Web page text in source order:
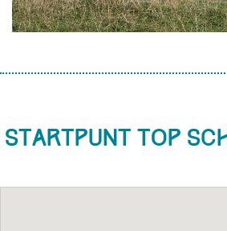
Startpunt TOP